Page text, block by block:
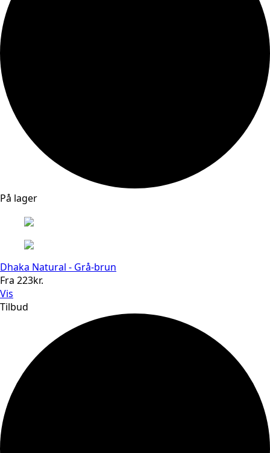
På lager
Dhaka Natural - Grå-brun
Fra 223kr.
Vis
Tilbud